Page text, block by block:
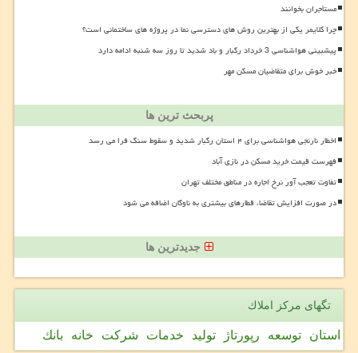
مستأجران بخوانند
چرا کلایمر یکی از بهترین روش های دسترسی نما در پروژه های ساختمانی است؟
پیشبینی هواشناسی 3 خرداد رگبار و باد شدید تا روز سه شنبه ادامه دارد
خبر خوش برای متقاضیان مسکن مهر
پربحث ترین ها
اخطار نارنجی هواشناسی برای ۴ استان رگبار شدید و سقوط سنگ فرا می رسد
فهرست قیمت خرید مسکن در نازی آباد
تفاوت تعجب آور نرخ اجاره در مناطق مختلف تهران
در صورت افزایش تقاضا، قطارهای بیشتری به ناوگان اضافه می شود
جدیدترین ها
تگهای مركز املاك
استان توسعه رپورتاژ تولید خدمات شركت خانه بانك